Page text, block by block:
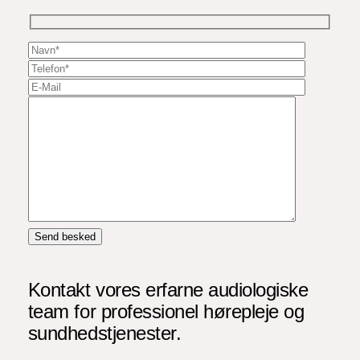
Kontakt vores erfarne audiologiske
team for professionel hørepleje og
sundhedstjenester.